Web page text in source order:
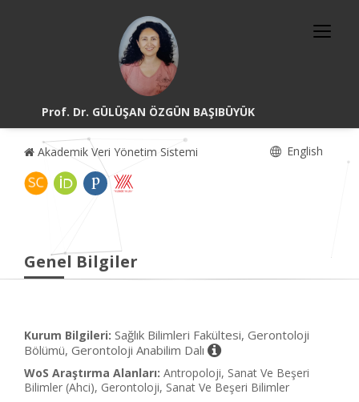
Prof. Dr. GÜLÜŞAN ÖZGÜN BAŞIBÜYÜK
Akademik Veri Yönetim Sistemi English
Genel Bilgiler
Kurum Bilgileri: Sağlık Bilimleri Fakültesi, Gerontoloji
Bölümü, Gerontoloji Anabilim Dalı
WoS Araştırma Alanları: Antropoloji, Sanat Ve Beşeri
Bilimler (Ahci), Gerontoloji, Sanat Ve Beşeri Bilimler